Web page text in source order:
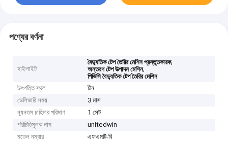
পণ্যের বর্ণনা
হাইলাইট
বৈদ্যুতিক টেপ তৈরির মেশিন প্রস্তুতকারক,
অন্তরণ টেপ উত্পাদন মেশিন,
পিভিসি বৈদ্যুতিক টেপ তৈরির মেশিন
উৎপত্তি স্থল
চীন
ডেলিভারি সময়
3 মাস
ন্যূনতম চাহিদার পরিমাণ
1 সেট
পরিচিতিমুলক নাম
unitedwin
মডেল নম্বার
এফএমটি-বি